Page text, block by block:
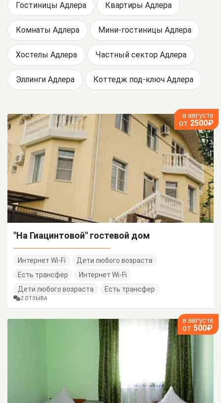
Гостиницы Адлера Квартиры Адлера
Комнаты Адлера Мини-гостиницы Адлера
Хостелы Адлера Частный сектор Адлера
Эллинги Адлера Коттедж под-ключ Адлера
в августе
от 2500₽
"На Гиацинтовой" гостевой дом
Интернет Wi-Fi
Дети любого возраста
Есть трансфер
Интернет Wi-Fi
Дети любого возраста
Есть трансфер
2 ОТЗЫВА
в августе
от 500₽